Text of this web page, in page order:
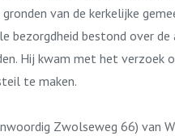
van de kerkelijke
bezorgdheid bestond over
Hij kwam met het verzoek
te maken.
Zwolseweg 66) van